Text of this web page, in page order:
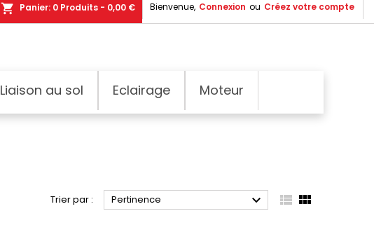
Bienvenue, Connexion ou Créez votre compte
shopping_cart Panier: 0 Produits - 0,00 €
Liaison au sol Eclairage Moteur
Trier par : Pertinence   